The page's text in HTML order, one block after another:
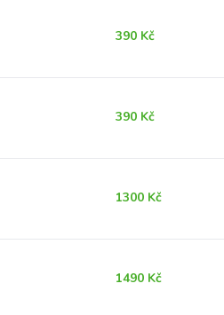
390 Kč
390 Kč
1300 Kč
1490 Kč